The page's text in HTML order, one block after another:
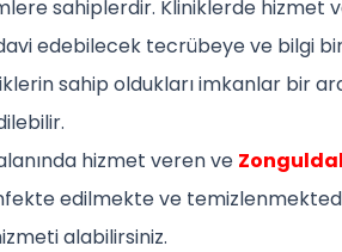
sahiplerdir. Kliniklerde hizmet
edebilecek tecrübeye ve bilgi
sahip oldukları imkanlar bir
hizmet veren ve
edilmekte ve
alabilirsiniz.